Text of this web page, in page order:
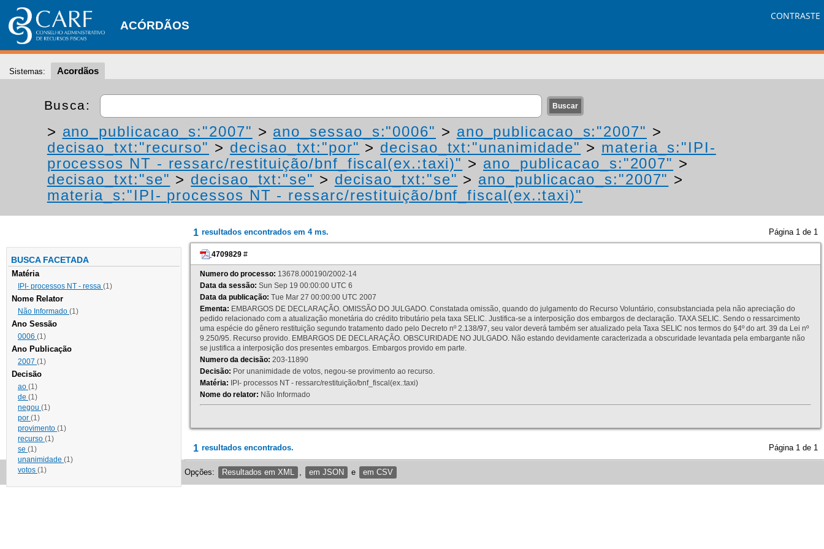
ACÓRDÃOS
CONTRASTE
Sistemas: Acordãos
Busca:
> ano_publicacao_s:"2007" > ano_sessao_s:"0006" > ano_publicacao_s:"2007" >
decisao_txt:"recurso" > decisao_txt:"por" > decisao_txt:"unanimidade" > materia_s:"IPI-
processos NT - ressarc/restituição/bnf_fiscal(ex.:taxi)" > ano_publicacao_s:"2007" >
decisao_txt:"se" > decisao_txt:"se" > decisao_txt:"se" > ano_publicacao_s:"2007" >
materia_s:"IPI- processos NT - ressarc/restituição/bnf_fiscal(ex.:taxi)"
BUSCA FACETADA
Matéria
IPI- processos NT - ressa (1)
Nome Relator
Não Informado (1)
Ano Sessão
0006 (1)
Ano Publicação
2007 (1)
Decisão
ao (1)
de (1)
negou (1)
por (1)
provimento (1)
recurso (1)
se (1)
unanimidade (1)
votos (1)
1 resultados encontrados em 4 ms. Página 1 de 1
4709829 #
Numero do processo: 13678.000190/2002-14
Data da sessão: Sun Sep 19 00:00:00 UTC 6
Data da publicação: Tue Mar 27 00:00:00 UTC 2007
Ementa: EMBARGOS DE DECLARAÇÃO. OMISSÃO DO JULGADO. Constatada omissão, quando do julgamento do Recurso Voluntário, consubstanciada pela não apreciação do
pedido relacionado com a atualização monetária do crédito tributário pela taxa SELIC. Justifica-se a interposição dos embargos de declaração. TAXA SELIC. Sendo o ressarcimento
uma espécie do gênero restituição segundo tratamento dado pelo Decreto nº 2.138/97, seu valor deverá também ser atualizado pela Taxa SELIC nos termos do §4º do art. 39 da Lei nº
9.250/95. Recurso provido. EMBARGOS DE DECLARAÇÃO. OBSCURIDADE NO JULGADO. Não estando devidamente caracterizada a obscuridade levantada pela embargante não
se justifica a interposição dos presentes embargos. Embargos provido em parte.
Numero da decisão: 203-11890
Decisão: Por unanimidade de votos, negou-se provimento ao recurso.
Matéria: IPI- processos NT - ressarc/restituição/bnf_fiscal(ex.:taxi)
Nome do relator: Não Informado
1 resultados encontrados. Página 1 de 1
Opções: Resultados em XML em JSON e em CSV